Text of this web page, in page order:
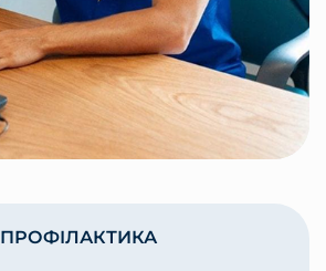
ПРОФІЛАКТИКА